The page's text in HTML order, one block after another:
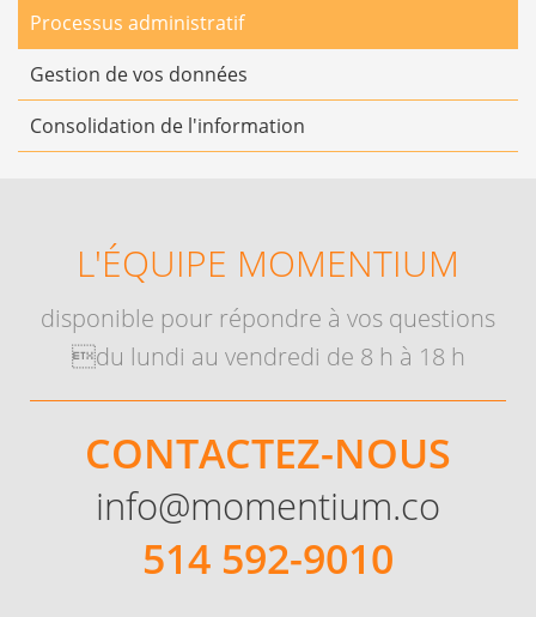
Processus administratif
Gestion de vos données
Consolidation de l'information
L'ÉQUIPE MOMENTIUM
disponible pour répondre à vos questions
du lundi au vendredi de 8 h à 18 h
CONTACTEZ-NOUS
info@momentium.co
514 592-9010